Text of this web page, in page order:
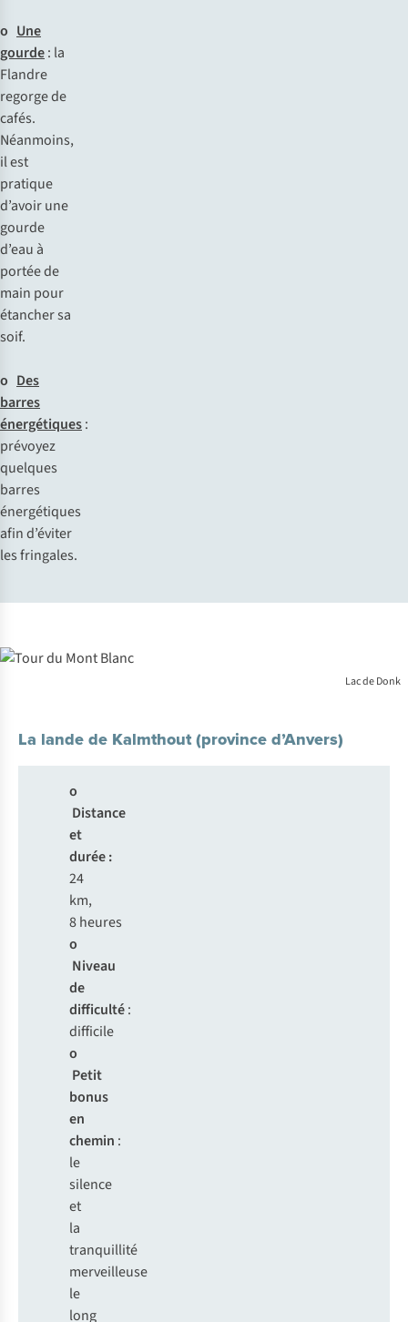
o Une
gourde: la
Flandre
regorgede
cafés.
Néanmoins,
ilest
pratique
d’avoirune
gourde
d’eau à
portéede
main pour
étanchersa
soif.
o Des
barres
énergétiques:
prévoyez
quelques
barres
énergétiques
afind’éviter
lesfringales.
Lac de Donk
La lande de Kalmthout (province d’Anvers)
o
Distance
et
durée :
24
km,
8 heures
o
Niveau
de
difficulté:
difficile
o
Petit
bonus
en
chemin :
le
silence
et
la
tranquillité
merveilleuse
le
long